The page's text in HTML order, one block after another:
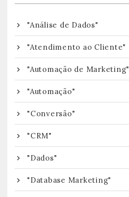
"Análise de Dados"
"Atendimento ao Cliente"
"Automação de Marketing"
"Automação"
"Conversão"
"CRM"
"Dados"
"Database Marketing"